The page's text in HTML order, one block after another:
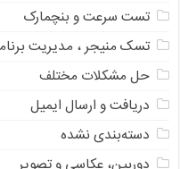
تست سرعت و بنچمارک
تسک منیجر ، مدیریت
حل مشکلات مختلف
دریافت و ارسال ایمیل
دسته‌بندی نشده